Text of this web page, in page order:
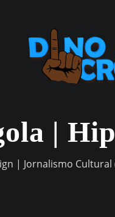
|
| Jornalismo